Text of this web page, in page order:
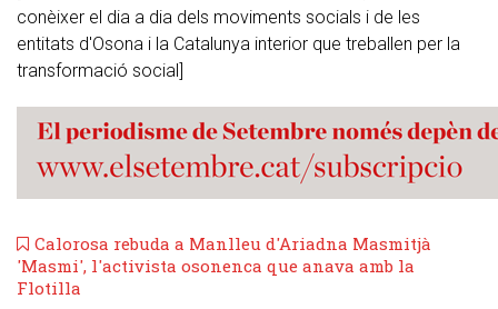
conèixer el dia a dia dels moviments socials i de les
entitats d'Osona i la Catalunya interior que treballen per la
transformació social]
Calorosa rebuda a Manlleu d'Ariadna Masmitjà
'Masmi', l'activista osonenca que anava amb la
Flotilla